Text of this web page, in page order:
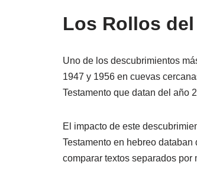
Los Rollos
Uno de los descubrimientos
1947 y 1956 en cuevas
Testamento que datan del año
El impacto de este
Testamento en hebreo
comparar textos separados por